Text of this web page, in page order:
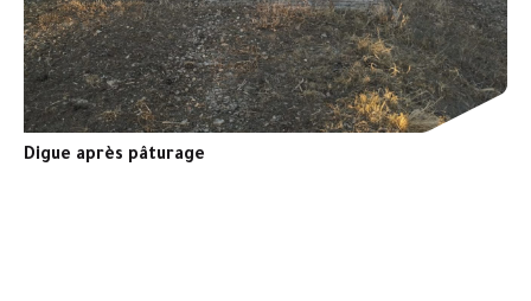
Digue après pâturage